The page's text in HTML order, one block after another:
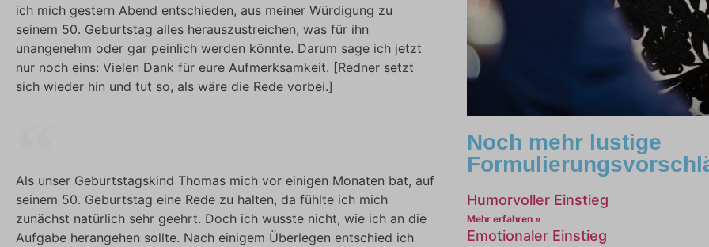
ich mich gestern Abend entschieden, aus meiner Würdigung zu
seinem 50. Geburtstag alles herauszustreichen, was für ihn
unangenehm oder gar peinlich werden könnte. Darum sage ich jetzt
nur noch eins: Vielen Dank für eure Aufmerksamkeit. [Redner setzt
sich wieder hin und tut so, als wäre die Rede vorbei.]
Als unser Geburtstagskind Thomas mich vor einigen Monaten bat, auf
seinem 50. Geburtstag eine Rede zu halten, da fühlte ich mich
zunächst natürlich sehr geehrt. Doch ich wusste nicht, wie ich an die
Aufgabe herangehen sollte. Nach einigem Überlegen entschied ich
Noch mehr lustige
Humorvoller Einstieg
Mehr erfahren »
Emotionaler Einstieg